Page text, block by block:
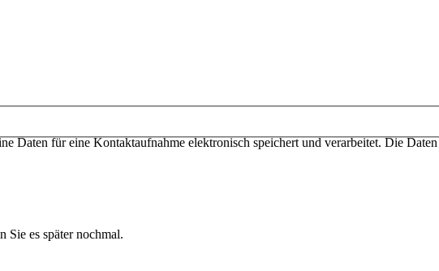
Daten für eine Kontaktaufnahme elektronisch speichert und verarbeitet. Die
Sie es später nochmal.